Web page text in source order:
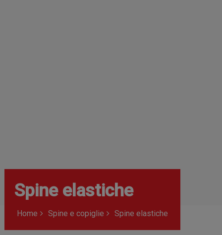
Spine elastiche
Home Spine e copiglie Spine elastiche